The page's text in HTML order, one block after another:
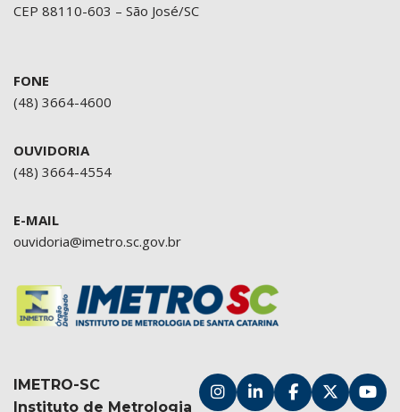
CEP 88110-603 – São José/SC
FONE
(48) 3664-4600
OUVIDORIA
(48) 3664-4554
E-MAIL
ouvidoria@imetro.sc.gov.br
IMETRO-SC
Instituto de Metrologia